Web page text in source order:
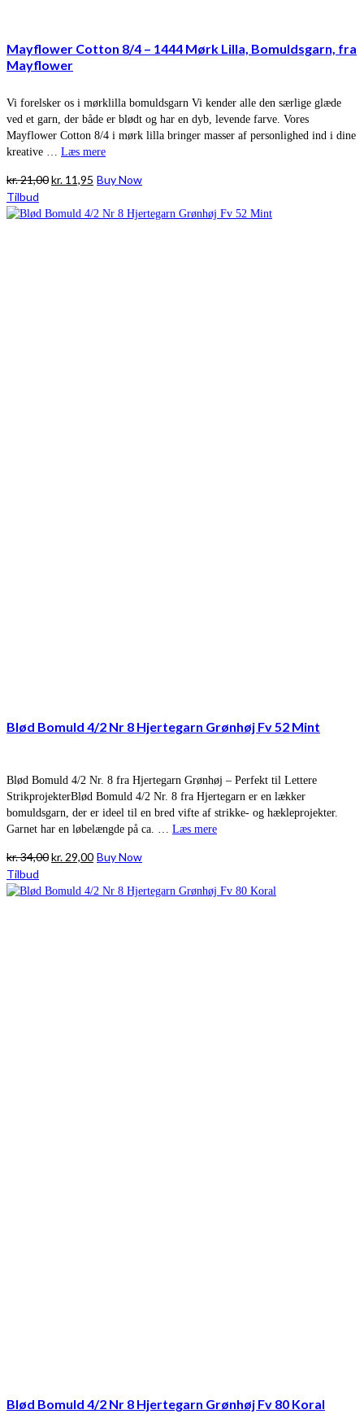
Mayflower Cotton 8/4 – 1444 Mørk Lilla, Bomuldsgarn, fra
Mayflower
Vi forelsker os i mørklilla bomuldsgarn Vi kender alle den særlige glæde
ved et garn, der både er blødt og har en dyb, levende farve. Vores
Mayflower Cotton 8/4 i mørk lilla bringer masser af personlighed ind i dine
kreative … Læs mere
kr.21,00Den
pris
kr. 11,95 Den
pris
Buy Now
Tilbud
Blød Bomuld 4/2 Nr 8 Hjertegarn Grønhøj Fv 52 Mint
Blød Bomuld 4/2 Nr. 8 fra Hjertegarn Grønhøj – Perfekt til Lettere
StrikprojekterBlød Bomuld 4/2 Nr. 8 fra Hjertegarn er en lækker
bomuldsgarn, der er ideel til en bred vifte af strikke- og hækleprojekter.
Garnet har en løbelængde på ca. … Læs mere
kr.34,00Den
pris
kr. 29,00Den
pris
Buy Now
Tilbud
Blød Bomuld 4/2 Nr 8 Hjertegarn Grønhøj Fv 80 Koral